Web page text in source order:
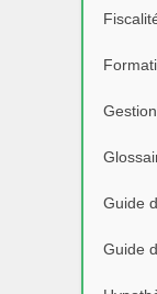
Guide
Guide